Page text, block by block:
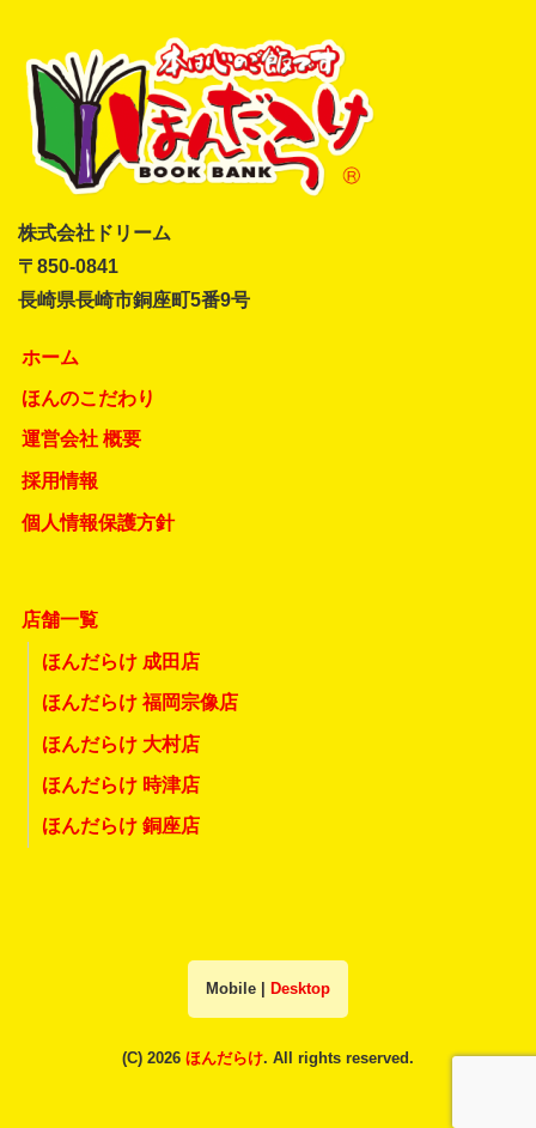
株式会社ドリーム
〒850-0841
長崎県長崎市銅座町5番9号
ホーム
ほんのこだわり
運営会社 概要
採用情報
個人情報保護方針
店舗一覧
ほんだらけ 成田店
ほんだらけ 福岡宗像店
ほんだらけ 大村店
ほんだらけ 時津店
ほんだらけ 銅座店
Mobile | Desktop
(C) 2026 ほんだらけ. All rights reserved.